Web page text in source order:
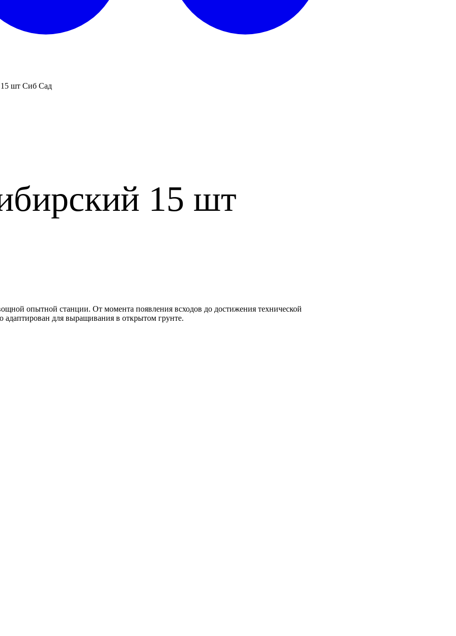
шт Сиб Сад
15 шт
опытной станции. От момента появления всходов до достижения технической
адаптирован для выращивания в открытом грунте.